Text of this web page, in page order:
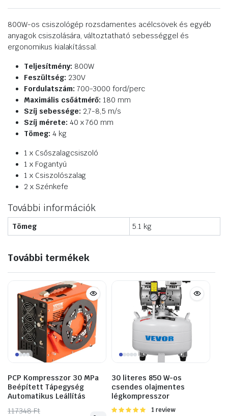
800W-os csiszológép rozsdamentes acélcsövek és egyéb
anyagok csiszolására, változtatható sebességgel és
ergonomikus kialakítással.
Teljesítmény: 800W
Feszültség: 230V
Fordulatszám: 700-3000 ford/perc
Maximális csőátmérő: 180 mm
Szíj sebessége: 2,7-8,5 m/s
Szíj mérete: 40 x 760 mm
Tömeg: 4 kg
1 x Csőszalagcsiszoló
1 x Fogantyú
1 x Csiszolószalag
2 x Szénkefe
További információk
Tömeg 5.1 kg
További termékek
PCP Kompresszor 30 MPa
Beépített Tápegység
Automatikus Leállítás
117348Ft
Original
Current
30 literes 850 W-os
csendes olajmentes
légkompresszor
Értékelés:
1 review